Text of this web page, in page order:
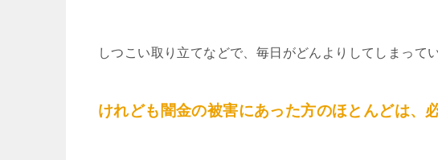
しつこい取り立てなどで、毎日がどんよりしてしまって
けれども闇金の被害にあった方のほとんどは、